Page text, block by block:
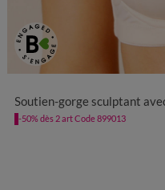
Soutien-gorge sculptant
-50% dès 2 art Code 899013